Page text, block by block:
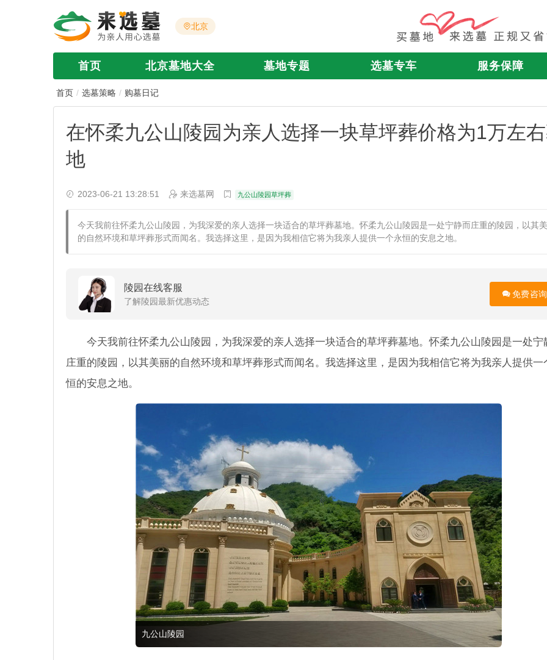
北京
首页 北京墓地大全 墓地专题 选墓专车 服务保障
首页 选墓策略 购墓日记
在怀柔九公山陵园为亲人选择一块草坪葬价格为1万左
地
2023-06-21 13:28:51 来选墓网 九公山陵园草坪葬
今天我前往怀柔九公山陵园，为我深爱的亲人选择一块适合的草坪葬墓地。怀柔九公山陵园是一处宁静而庄重的陵园，以其
的自然环境和草坪葬形式而闻名。我选择这里，是因为我相信它将为我亲人提供一个永恒的安息之地。
陵园在线客服
了解陵园最新优惠动态
免费咨询
今天我前往怀柔九公山陵园，为我深爱的亲人选择一块适合的草坪葬墓地。怀柔九公山陵园是一处宁
庄重的陵园，以其美丽的自然环境和草坪葬形式而闻名。我选择这里，是因为我相信它将为我亲人提供一
恒的安息之地。
九公山陵园